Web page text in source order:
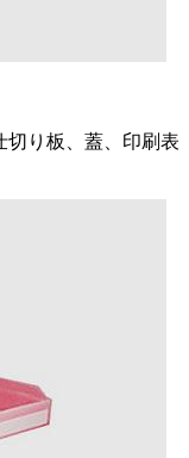
切り板、蓋、印刷表